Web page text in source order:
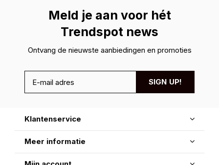
Meld je aan voor hét
Trendspot news
Ontvang de nieuwste aanbiedingen en promoties
SIGN UP!
Klantenservice
Meer informatie